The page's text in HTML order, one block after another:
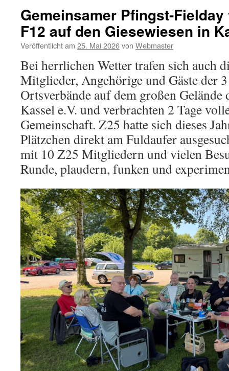
Gemeinsamer Pfingst-Fielday
F12 auf den Giesewiesen in
Veröffentlicht am 25. Mai 2026von Webmaster
Bei herrlichen Wetter trafen sich auch
Mitglieder, Angehörige und Gäste der
Ortsverbände auf dem großen Gelände
Kassel e.V. und verbrachten 2 Tage
Gemeinschaft. Z25 hatte sich dieses
Plätzchen direkt am Fuldaufer
mit 10 Z25 Mitgliedern und vielen
Runde, plaudern, funken und